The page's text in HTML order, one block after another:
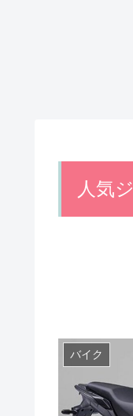
人気
バイク